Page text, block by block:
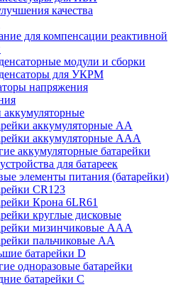
качества
для компенсации реактивной
модули и сборки
для УКРМ
напряжения
аккумуляторные
аккумуляторные АА
аккумуляторные ААА
аккумуляторные батарейки
для батареек
элементы питания (батарейки)
CR123
Крона 6LR61
круглые дисковые
мизинчиковые ААА
пальчиковые АА
батарейки D
одноразовые батарейки
батарейки C